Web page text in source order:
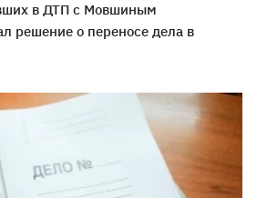
в ДТП с Мовшиным
решение о переносе дела в